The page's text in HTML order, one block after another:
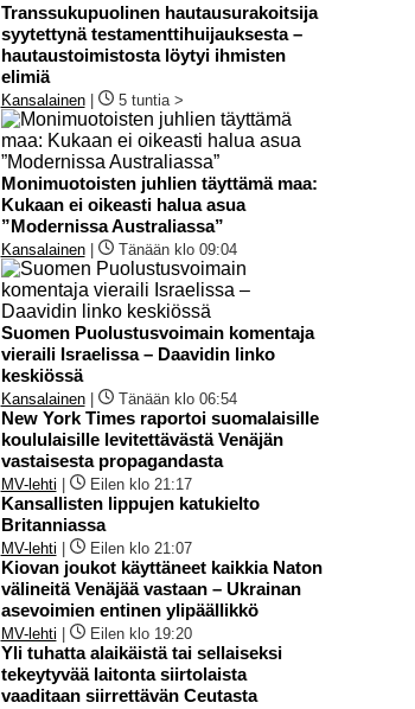
Transsukupuolinen hautausurakoitsija
syytettynä testamenttihuijauksesta –
hautaustoimistosta löytyi ihmisten
elimiä
Kansalainen| 5 tuntia >
Monimuotoisten juhlien täyttämä maa:
Kukaan ei oikeasti halua asua
”Modernissa Australiassa”
Kansalainen| Tänään klo 09:04
Suomen Puolustusvoimain komentaja
vieraili Israelissa – Daavidin linko
keskiössä
Kansalainen| Tänään klo 06:54
New York Times raportoi suomalaisille
koululaisille levitettävästä Venäjän
vastaisesta propagandasta
MV-lehti Eilen klo 21:17
Kansallisten lippujen katukielto
Britanniassa
MV-lehti Eilen klo 21:07
Kiovan joukot käyttäneet kaikkia Naton
välineitä Venäjää vastaan – Ukrainan
asevoimien entinen ylipäällikkö
MV-lehti Eilen klo 19:20
Yli tuhatta alaikäistä tai sellaiseksi
tekeytyvää laitonta siirtolaista
vaaditaan siirrettävän Ceutasta